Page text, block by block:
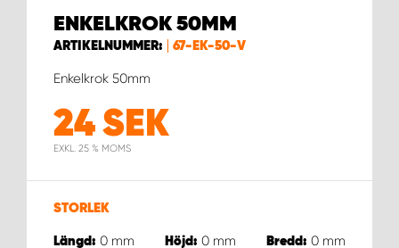
ENKELKROK 50MM
ARTIKELNUMMER: 67-EK-50-V
Enkelkrok 50mm
24SEK
EXKL. 25 % MOMS
STORLEK
Längd: 0 mm Höjd: 0 mm Bredd: 0 mm
WORK SYSTEM KIRUNA
WORK SYSTEM LINKÖPING